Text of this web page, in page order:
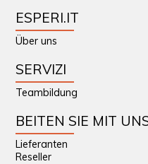
ESPERI.IT
Über uns
SERVIZI
Teambildung
BEITEN SIE MIT
Lieferanten
Reseller